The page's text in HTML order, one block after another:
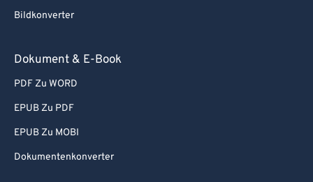
Bildkonverter
Dokument & E-Book
PDF Zu WORD
EPUB Zu PDF
EPUB Zu MOBI
Dokumentenkonverter